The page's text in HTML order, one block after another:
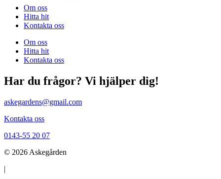
Om oss
Hitta hit
Kontakta oss
Om oss
Hitta hit
Kontakta oss
Har du frågor? Vi hjälper dig!
askegardens@gmail.com
Kontakta oss
0143-55 20 07
© 2026 Askegården
|